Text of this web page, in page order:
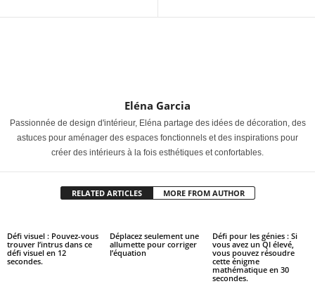
Eléna Garcia
Passionnée de design d'intérieur, Eléna partage des idées de décoration, des
astuces pour aménager des espaces fonctionnels et des inspirations pour
créer des intérieurs à la fois esthétiques et confortables.
RELATED ARTICLES MORE FROM AUTHOR
Défi visuel : Pouvez-vous
trouver l’intrus dans ce
défi visuel en 12
secondes.
Déplacez seulement une
allumette pour corriger
l’équation
Défi pour les génies : Si
vous avez un QI élevé,
vous pouvez résoudre
cette énigme
mathématique en 30
secondes.